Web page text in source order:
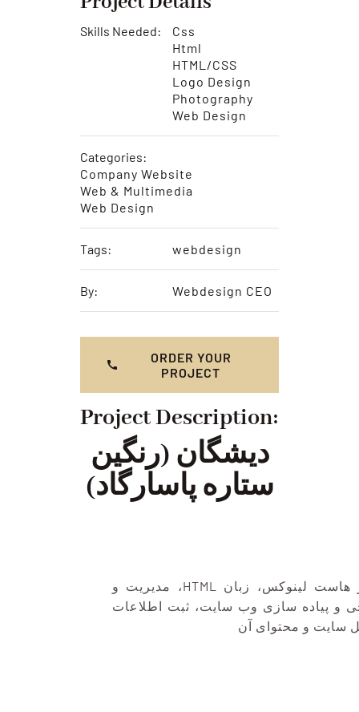
Skills Needed:
Css
Html
HTML/CSS
Logo Design
Photography
Web Design
Categories:
Company Website
Web & Multimedia
Web Design
Tags: webdesign
By: Webdesign CEO
ORDER YOUR
PROJECT
Project Description:
دیشگان (رنگین
ستاره پاسارگاد)
ثبت دامنه‌ Dishgan.com, استفاده از هاست لینوکس، زبان HTML، مدیریت و
و پیاده سازی وب سایت، ثبت اطلاعات
سایت و محتوای آن